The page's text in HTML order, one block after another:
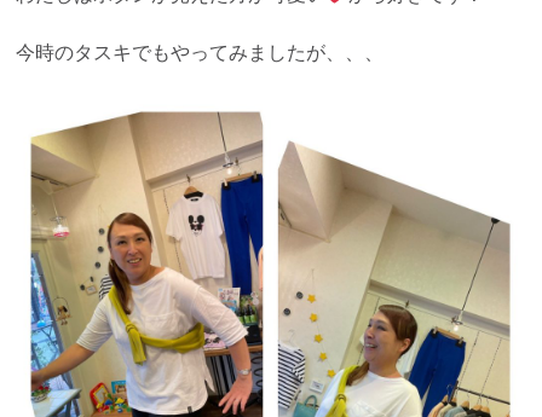
今時のタスキでもやってみましたが、、、